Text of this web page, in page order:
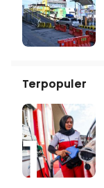
Terpopuler